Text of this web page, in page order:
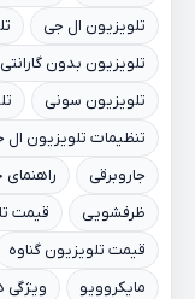
تلویزیون ال جی
تلویزیون بدون گارانتی
تلویزیون سونی
تنظیمات تلویزیون ال
جاروبرقی
ظرفشویی
قیمت
قیمت تلویزیون گناوه
مایکروویو
ویژگی